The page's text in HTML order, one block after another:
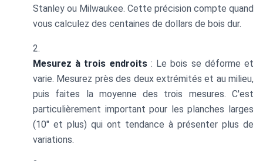
Stanley ou Milwaukee. Cette précision compte quand
vous calculez des centaines de dollars de bois dur.
Mesurez à trois endroits: Le bois se déforme et
varie. Mesurez près des deux extrémités et au milieu,
puis faites la moyenne des trois mesures. C'est
particulièrement important pour les planches larges
(10" et plus) qui ont tendance à présenter plus de
variations.